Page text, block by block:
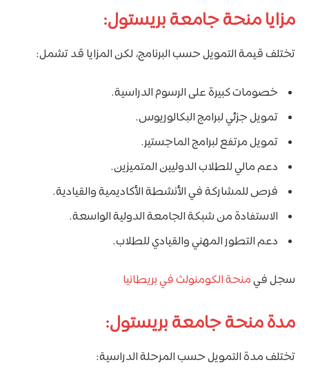
مزايا منحة جامعة بريستول:
تختلف قيمة التمويل حسب البرنامج، لكن المزايا قد تشمل:
خصومات كبيرة على الرسوم الدراسية.
تمويل جزئي لبرامج البكالوريوس.
تمويل مرتفع لبرامج الماجستير.
دعم مالي للطلاب الدوليين المتميزين.
فرص للمشاركة في الأنشطة الأكاديمية والقيادية.
الاستفادة من شبكة الجامعة الدولية الواسعة.
دعم التطور المهني والقيادي للطلاب.
سجل فيمنحة الكومنولث في بريطانيا
مدة منحة جامعة بريستول:
تختلف مدة التمويل حسب المرحلة الدراسية: